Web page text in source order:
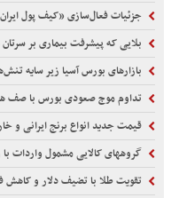
جزئیات فعال‌سازی «کیف پول
بلایی که پیشرفت بیماری بر
بازارهای بورس آسیا زیر سایه
تداوم موج صعودی بورس با صف
قیمت جدید انواع برنج ایرانی و
گروههای کالایی مشمول واردات
تقویت طلا با تضیف دلار و کاهش